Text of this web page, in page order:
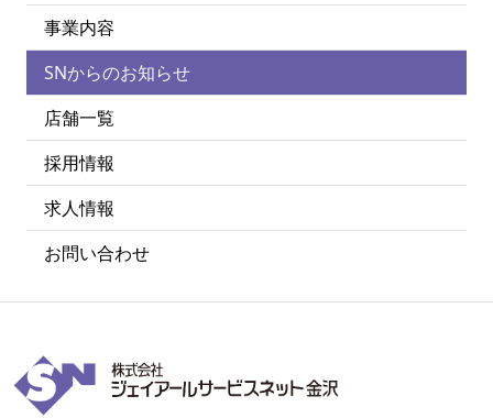
事業内容
SNからのお知らせ
店舗一覧
採用情報
求人情報
お問い合わせ